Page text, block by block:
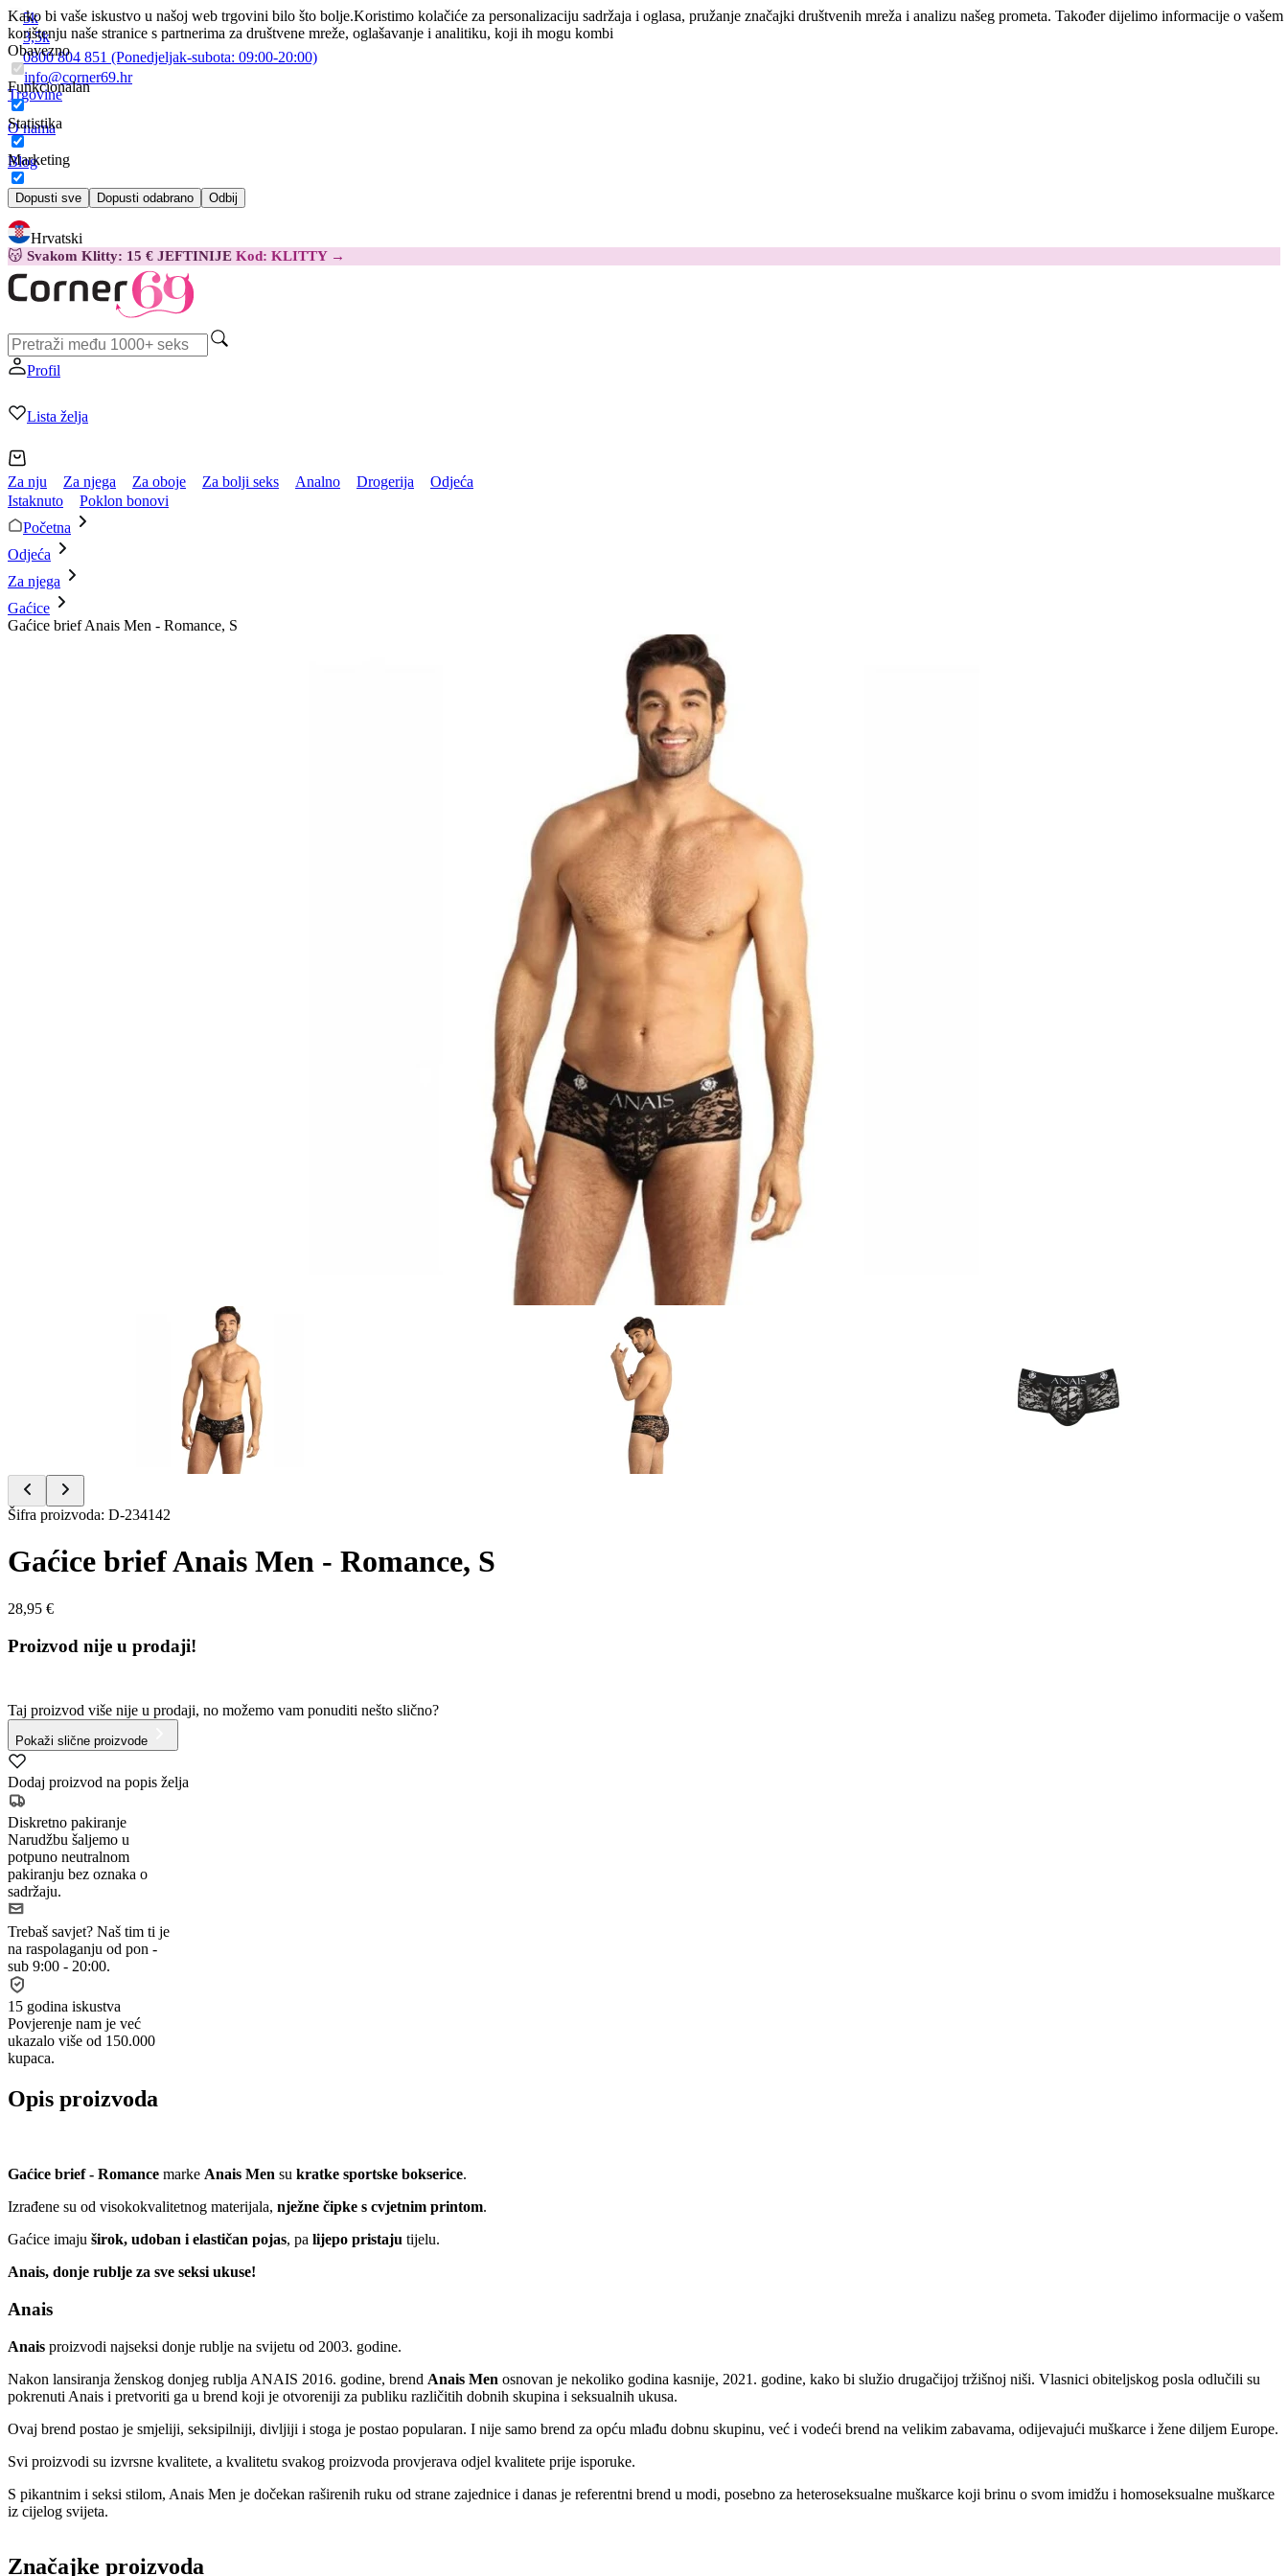
Kako bi vaše iskustvo u našoj web trgovini bilo što bolje.Koristimo kolačiće za personalizaciju sadržaja i oglasa, pružanje značajki društvenih mreža i analizu našeg prometa. Također dijelimo informacije o vašem
korištenju naše stranice s partnerima za društvene mreže, oglašavanje i analitiku, koji ih mogu kombi
Obavezno
Funkcionalan
Statistika
Marketing
Dopusti sve Dopusti odabrano Odbij
5k
3,5k
0800 804 851 (Ponedjeljak-subota: 09:00-20:00)
info@corner69.hr
Trgovine
O nama
Blog
Kontakt
Hrvatski
😽 Svakom Klitty: 15 € JEFTINIJE Kod: KLITTY →
Profil
Lista želja
Za nju Za njega Za oboje Za bolji seks Analno Drogerija
Odjeća
Istaknuto
Poklon bonovi
Početna
Odjeća
Za njega
Gaćice
Gaćice brief Anais Men - Romance, S
Item
of
4
Šifra proizvoda: D-234142
Gaćice brief Anais Men - Romance, S
28,95 €
Proizvod nije u prodaji!
Taj proizvod više nije u prodaji, no možemo vam ponuditi nešto slično?
Pokaži slične proizvode
Dodaj proizvod na popis želja
Diskretno pakiranje
Narudžbu šaljemo u
potpuno neutralnom
pakiranju bez oznaka o
sadržaju.
Trebaš savjet? Naš tim ti je
na raspolaganju od pon -
sub 9:00 - 20:00.
15 godina iskustva
Povjerenje nam je već
ukazalo više od 150.000
kupaca.
Opis proizvoda
Gaćice brief - Romance marke Anais Men su kratke sportske bokserice.
Izrađene su od visokokvalitetnog materijala, nježne čipke s cvjetnim printom.
Gaćice imaju širok, udoban i elastičan pojas, pa lijepo pristaju tijelu.
Anais, donje rublje za sve seksi ukuse!
Anais
Anais proizvodi najseksi donje rublje na svijetu od 2003. godine.
Nakon lansiranja ženskog donjeg rublja ANAIS 2016. godine, brend Anais Men osnovan je nekoliko godina kasnije, 2021. godine, kako bi služio drugačijoj tržišnoj niši. Vlasnici obiteljskog posla odlučili su
pokrenuti Anais i pretvoriti ga u brend koji je otvoreniji za publiku različitih dobnih skupina i seksualnih ukusa.
Ovaj brend postao je smjeliji, seksipilniji, divljiji i stoga je postao popularan. I nije samo brend za opću mlađu dobnu skupinu, već i vodeći brend na velikim zabavama, odijevajući muškarce i žene diljem Europe.
Svi proizvodi su izvrsne kvalitete, a kvalitetu svakog proizvoda provjerava odjel kvalitete prije isporuke.
S pikantnim i seksi stilom, Anais Men je dočekan raširenih ruku od strane zajednice i danas je referentni brend u modi, posebno za heteroseksualne muškarce koji brinu o svom imidžu i homoseksualne muškarce
iz cijelog svijeta.
Značajke proizvoda